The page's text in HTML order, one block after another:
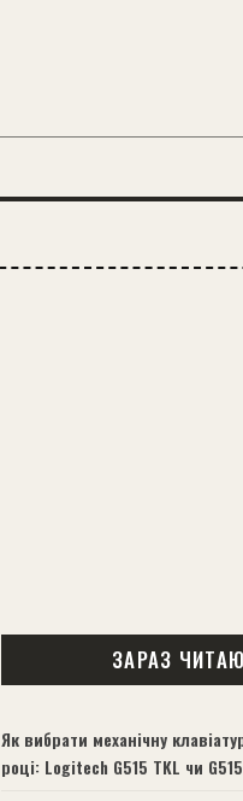
ЗАРАЗ
Як вибрати механічну
році: Logitech G515 TKL чи G515